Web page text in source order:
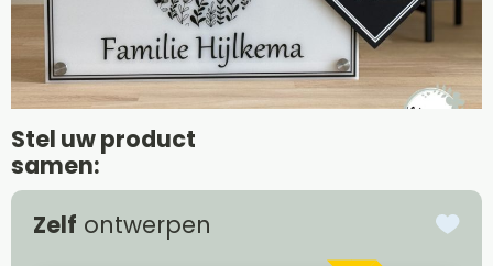
Stel uw product
samen:
Zelf ontwerpen